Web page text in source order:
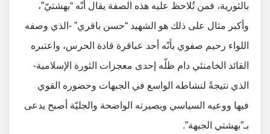
بالثورية، فمن تُلاحظ عليه هذه الصفة يقال أنّه “بهشتيّ”،
وأكبر مثال على ذلك هو الشهيد “حسن باقري” -الذي وصفه
اللواء رحيم صفوي بأنّه أحد عباقرة قادة الحرس، واعتبره
القائد الخامنئي دام ظلّه إحدى معجزات الثورة الإسلامية-
الذي نتيجةً لنشاطه الواسع في الجبهات وحضوره القوي
فيها ووعيه السياسي وبصيرته الواضحة والجليّة أصبح يدعى
بـ”بهشتي الجبهة”.